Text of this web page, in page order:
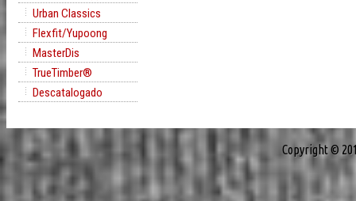
Urban Classics
Flexfit/Yupoong
MasterDis
TrueTimber®
Descatalogado
Copyright ©